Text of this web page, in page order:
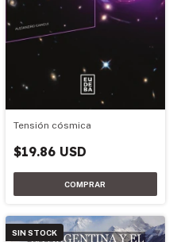
Tensión cósmica
$19.86 USD
SIN STOCK